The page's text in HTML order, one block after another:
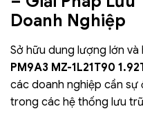
Doanh Nghiệp
Sở hữu dung lượng lớn và
PM9A3 MZ-1L21T90
các doanh nghiệp cần
trong các hệ thống lưu